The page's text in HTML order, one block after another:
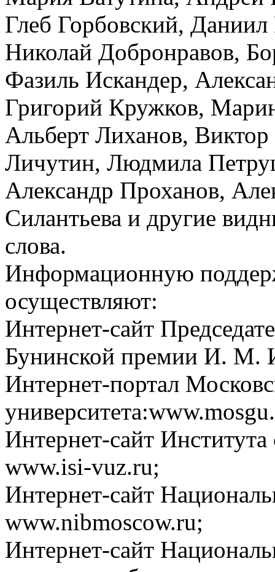
Глеб Горбовский,
Николай Добронравов,
Фазиль Искандер,
Григорий Кружков,
Альберт Лиханов,
Личутин, Людмила
Александр Проханов,
Силантьева и другие
слова.
Информационную
осуществляют:
Интернет-сайт
Бунинской премии И. М.
Интернет-портал
Интернет-сайт Института
www.isi-vuz.ru;
Интернет-сайт
www.nibmoscow.ru;
Интернет-сайт